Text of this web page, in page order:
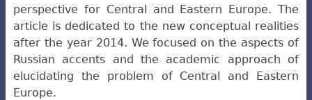
perspective for Central and Eastern Europe. The
article is dedicated to the new conceptual realities
after the year 2014. We focused on the aspects of
Russian accents and the academic approach of
elucidating the problem of Central and Eastern
Europe.